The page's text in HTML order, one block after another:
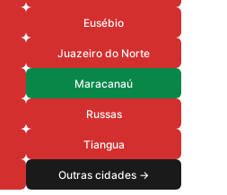
Eusébio
Juazeiro do Norte
Maracanaú
Russas
Tiangua
Outras cidades →